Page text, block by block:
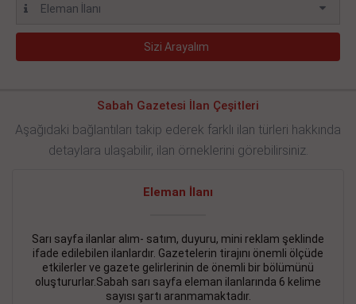
Sabah Gazetesi İlan Çeşitleri
Aşağıdaki bağlantıları takip ederek farklı ilan türleri hakkında
detaylara ulaşabilir, ilan örneklerini görebilirsiniz.
Eleman İlanı
Sarı sayfa ilanlar alım- satım, duyuru, mini reklam şeklinde
ifade edilebilen ilanlardır. Gazetelerin tirajını önemli ölçüde
etkilerler ve gazete gelirlerinin de önemli bir bölümünü
oluştururlar.Sabah sarı sayfa eleman ilanlarında 6 kelime
sayısı şartı aranmamaktadır.